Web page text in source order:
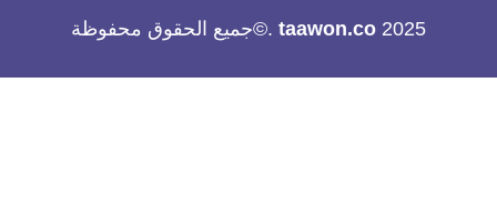
2025
taawon.co.©جميع الحقوق محفوظة